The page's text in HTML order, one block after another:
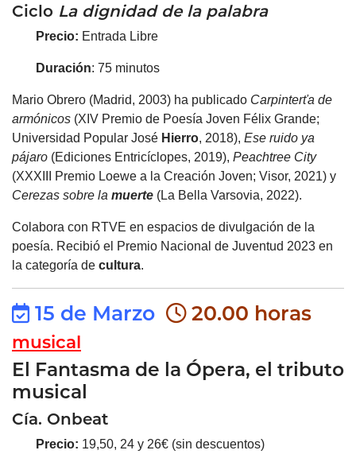
Ciclo La dignidad de la palabra
Precio: Entrada Libre
Duración: 75 minutos
Mario Obrero (Madrid, 2003) ha publicado Carpinterťa de
armónicos (XIV Premio de Poesía Joven Félix Grande;
Universidad Popular José Hierro, 2018), Ese ruido ya
pájaro (Ediciones Entricíclopes, 2019), Peachtree City
(XXXIII Premio Loewe a la Creación Joven; Visor, 2021) y
Cerezas sobre la muerte (La Bella Varsovia, 2022).
Colabora con RTVE en espacios de divulgación de la
poesía. Recibió el Premio Nacional de Juventud 2023 en
la categoría de cultura.
15 de Marzo 20.00 horas
musical
El Fantasma de la Ópera, el tributo
musical
Cía. Onbeat
Precio: 19,50, 24 y 26€ (sin descuentos)